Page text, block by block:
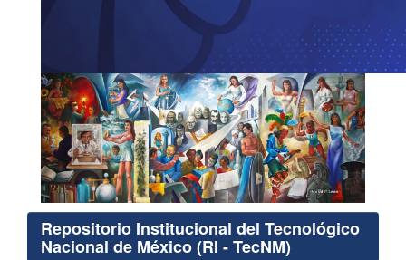
Repositorio Institucional del Tecnológico
Nacional de México (RI - TecNM)